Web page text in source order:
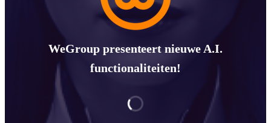
WeGroup presenteert nieuwe A.I.
functionaliteiten!